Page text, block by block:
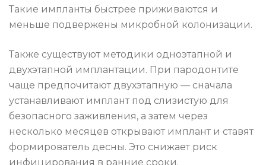
Такие импланты быстрее приживаются и
меньше подвержены микробной колонизации.
Также существуют методики одноэтапной и
двухэтапной имплантации. При пародонтите
чаще предпочитают двухэтапную — сначала
устанавливают имплант под слизистую для
безопасного заживления, а затем через
несколько месяцев открывают имплант и ставят
формирователь десны. Это снижает риск
инфицирования в ранние сроки.